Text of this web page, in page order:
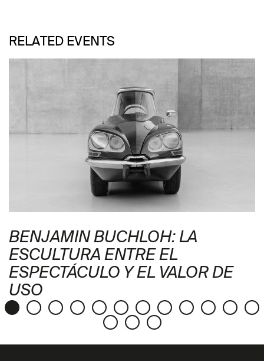
RELATED EVENTS
BENJAMIN BUCHLOH: LA
ESCULTURA ENTRE EL
ESPECTÁCULO Y EL VALOR DE
USO